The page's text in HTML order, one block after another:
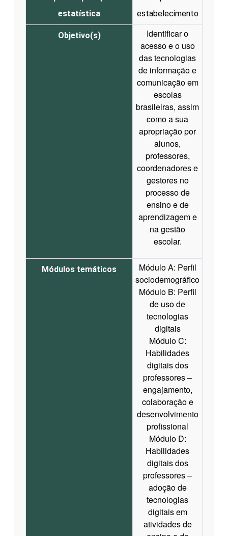
estatística
estabelecimento
Objetivo(s)
Identificar o
acesso e o uso
das tecnologias
de informação e
comunicação em
escolas
brasileiras, assim
como a sua
apropriação por
alunos,
professores,
coordenadores e
gestores no
processo de
ensino e de
aprendizagem e
na gestão
escolar.
Módulos temáticos
Módulo A: Perfil
sociodemográfico
Módulo B: Perfil
de uso de
tecnologias
digitais
Módulo C:
Habilidades
digitais dos
professores –
engajamento,
colaboração e
desenvolvimento
profissional
Módulo D:
Habilidades
digitais dos
professores –
adoção de
tecnologias
digitais em
atividades de